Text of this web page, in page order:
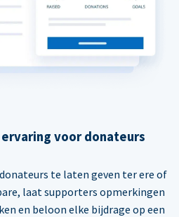
voor donateurs
te laten geven ter ere of
laat supporters opmerkingen
en beloon elke bijdrage op een